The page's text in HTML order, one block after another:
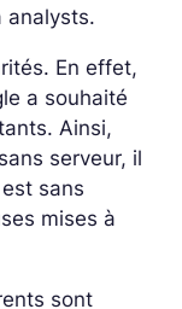
analysts.
En effet,
a souhaité
Ainsi,
serveur, il
sans
mises à
sont